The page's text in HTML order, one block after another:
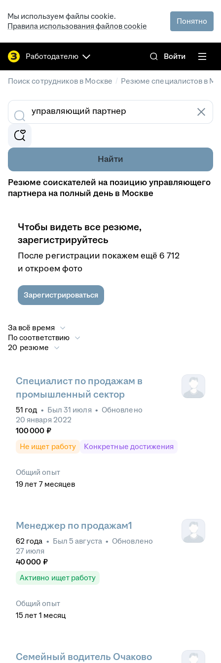
Мы используем файлы cookie.
Правила использования файлов cookie
Понятно
Работодателю Войти
Поиск сотрудников в Москве / Резюме специалистов в
Найти
Резюме соискателей на позицию управляющего
партнера на полный день в Москве
Чтобы видеть все резюме,
зарегистрируйтесь
После регистрации покажем ещё 6 712
и откроем фото
Зарегистрироваться
За всё время
По соответствию
20 резюме
Специалист по продажам в
промышленный сектор
51 год • Был 31 июля • Обновлено
20 января 2022
100 000 ₽
Не ищет работу
Конкретные достижения
Общий опыт
19лет 7 месяцев
Менеджер по продажам1
62 года • Был 5 августа • Обновлено
27 июля
40 000 ₽
Активно ищет работу
Общий опыт
15 лет 1 месяц
Семейный водитель Очаково